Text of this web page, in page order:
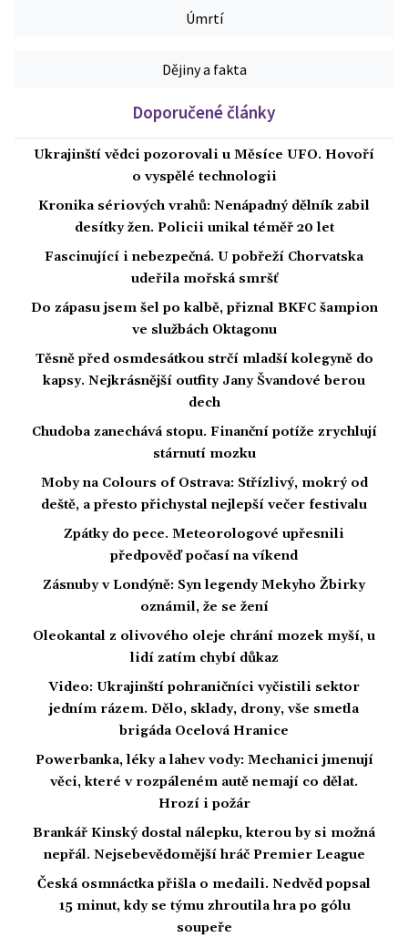
Úmrtí
Dějiny a fakta
Doporučené články
Ukrajinští vědci pozorovali u Měsíce UFO. Hovoří
o vyspělé technologii
Kronika sériových vrahů: Nenápadný dělník zabil
desítky žen. Policii unikal téměř 20 let
Fascinující i nebezpečná. U pobřeží Chorvatska
udeřila mořská smršť
Do zápasu jsem šel po kalbě, přiznal BKFC šampion
ve službách Oktagonu
Těsně před osmdesátkou strčí mladší kolegyně do
kapsy. Nejkrásnější outfity Jany Švandové berou
dech
Chudoba zanechává stopu. Finanční potíže zrychlují
stárnutí mozku
Moby na Colours of Ostrava: Střízlivý, mokrý od
deště, a přesto přichystal nejlepší večer festivalu
Zpátky do pece. Meteorologové upřesnili
předpověď počasí na víkend
Zásnuby v Londýně: Syn legendy Mekyho Žbirky
oznámil, že se žení
Oleokantal z olivového oleje chrání mozek myší, u
lidí zatím chybí důkaz
Video: Ukrajinští pohraničníci vyčistili sektor
jedním rázem. Dělo, sklady, drony, vše smetla
brigáda Ocelová Hranice
Powerbanka, léky a lahev vody: Mechanici jmenují
věci, které v rozpáleném autě nemají co dělat.
Hrozí i požár
Brankář Kinský dostal nálepku, kterou by si možná
nepřál. Nejsebevědomější hráč Premier League
Česká osmnáctka přišla o medaili. Nedvěd popsal
15 minut, kdy se týmu zhroutila hra po gólu
soupeře